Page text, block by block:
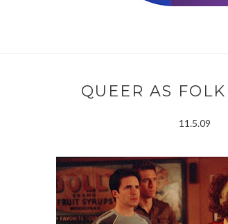
QUEER AS FOLK
11.5.09